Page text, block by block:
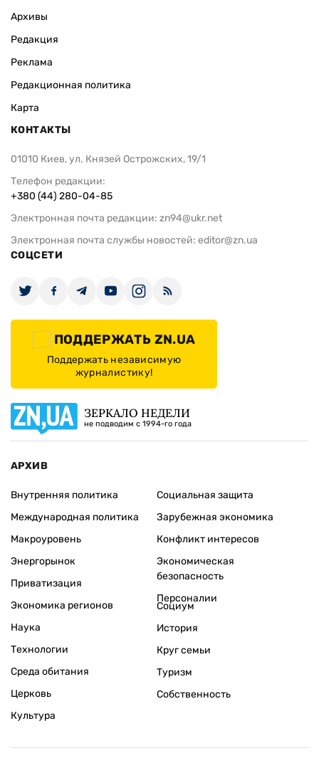
Архивы
Редакция
Реклама
Редакционная политика
Карта
КОНТАКТЫ
01010 Киев, ул. Князей Острожских, 19/1
Телефон редакции:
+380 (44) 280-04-85
Электронная почта редакции: zn94@ukr.net
Электронная почта службы новостей: editor@zn.ua
СОЦСЕТИ
ПОДДЕРЖАТЬ ZN.UA
Поддержать независимую
журналистику!
ЗЕРКАЛО НЕДЕЛИ
не подводим с 1994-го года
АРХИВ
Внутренняя политика
Международная политика
Макроуровень
Энергорынок
Приватизация
Экономика регионов
Социальная защита
Зарубежная экономика
Конфликт интересов
Экономическая
безопасность
Персоналии
Наука
Технологии
Среда обитания
Церковь
Культура
Социум
История
Круг семьи
Туризм
Собственность